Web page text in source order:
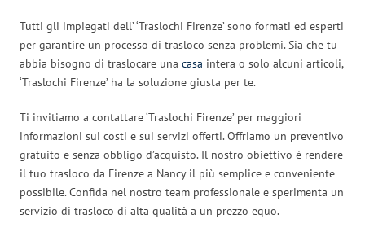
Tutti gli impiegati dell’ ‘Traslochi Firenze’ sono formati ed esperti
per garantire un processo di trasloco senza problemi. Sia che tu
abbia bisogno di traslocare una casa intera o solo alcuni articoli,
‘Traslochi Firenze’ ha la soluzione giusta per te.
Ti invitiamo a contattare ‘Traslochi Firenze’ per maggiori
informazioni sui costi e sui servizi offerti. Offriamo un preventivo
gratuito e senza obbligo d’acquisto. Il nostro obiettivo è rendere
il tuo trasloco da Firenze a Nancy il più semplice e conveniente
possibile. Confida nel nostro team professionale e sperimenta un
servizio di trasloco di alta qualità a un prezzo equo.